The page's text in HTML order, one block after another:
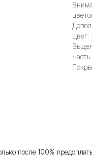
Цвет:
после 100%